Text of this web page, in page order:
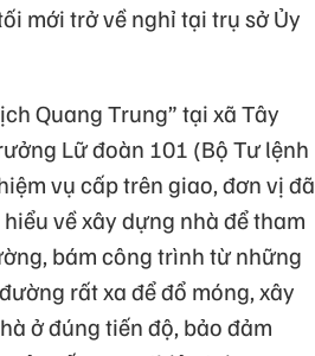
mới trở về nghỉ tại trụ sở Ủy
Quang Trung” tại xã Tây
Lữ đoàn 101 (Bộ Tư lệnh
vụ cấp trên giao, đơn vị đã
về xây dựng nhà để tham
bám công trình từ những
rất xa để đổ móng, xây
ở đúng tiến độ, bảo đảm